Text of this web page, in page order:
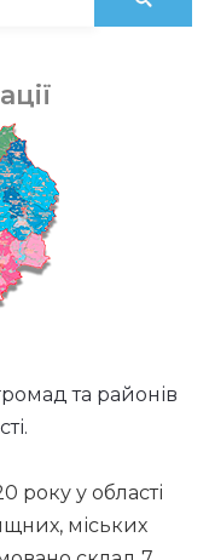
та районів
року у області
міських